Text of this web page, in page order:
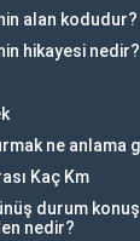
alan kodudur?
hikayesi nedir?
ne anlama
Kaç Km
durum
nedir?